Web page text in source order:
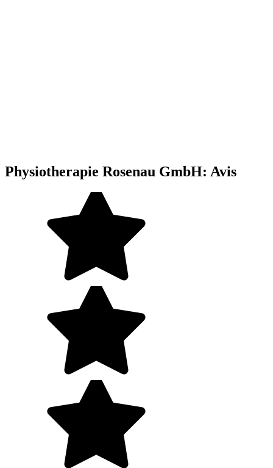
Physiotherapie Rosenau GmbH: Avis